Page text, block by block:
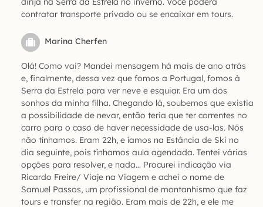
contratar transporte privado ou se encaixar em tours.
Marina Cherfen
Olá! Como vai? Mandei mensagem há mais de ano atrás
e, finalmente, dessa vez que fomos a Portugal, fomos à
Serra da Estrela para ver neve e esquiar. Era um dos
sonhos da minha filha. Chegando lá, soubemos que existia
a possibilidade de nevar, então teria que ter correntes no
carro para o caso de haver necessidade de usa-las. Nós
não tínhamos. Eram 22h, e íamos na Estância de Ski no
dia seguinte, pois tínhamos aula agendada. Tentei várias
opções para resolver, e nada… Procurei indicação via
Ricardo Freire/ Viaje na Viagem e achei o nome de
Samuel Passos, um profissional de montanhismo que faz
tours e transfer na região. Eram mais de 22h, e ele me